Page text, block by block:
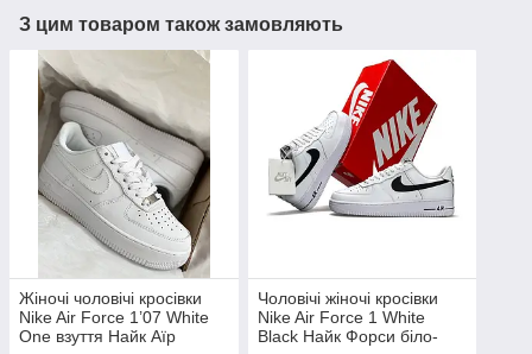
З цим товаром також замовляють
Жіночі чоловічі кросівки
Nike Air Force 1’07 White
One взуття Найк Аїр
Чоловічі жіночі кросівки
Nike Air Force 1 White
Black Найк Форси біло-